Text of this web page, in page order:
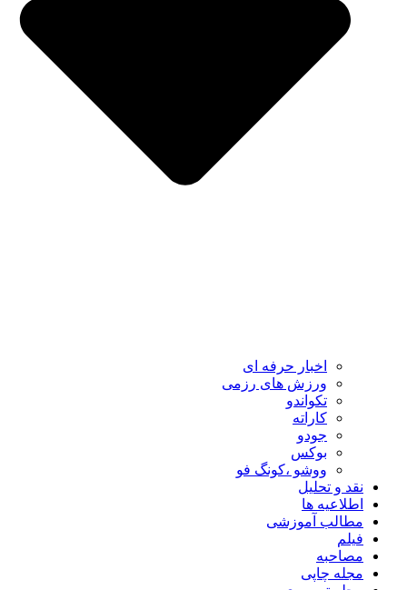
اخبار حرفه ای
ورزش های رزمی
تکواندو
کاراته
جودو
بوکس
ووشو ،کونگ فو
نقد و تحلیل
اطلاعیه ها
مطالب آموزشی
فیلم
مصاحبه
مجله چاپی